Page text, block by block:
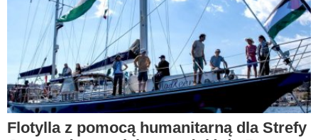
Flotylla z pomocą humanitarną dla Strefy